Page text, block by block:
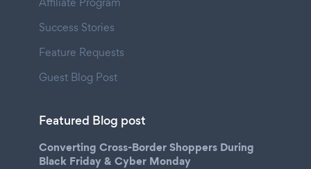
Success Stories
Feature Requests
Guest Blog Post
Featured Blog post
Converting Cross-Border Shoppers During
Black Friday & Cyber Monday